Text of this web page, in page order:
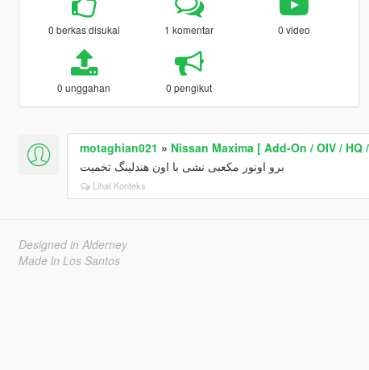
0 berkas disukai 1 komentar 0 video
0 unggahan 0 pengikut
motaghian021 » Nissan Maxima [ Add-On / OIV /
برو اونور مکعبی نشی با اون هندلینگ تخمیت
Lihat Konteks
Designed in Alderney
Made in Los Santos